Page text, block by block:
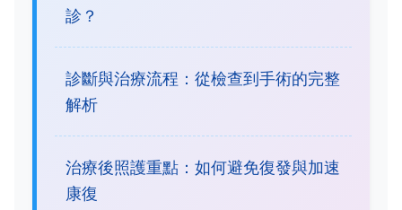
診？
診斷與治療流程：從檢查到手術的完整
解析
治療後照護重點：如何避免復發與加速
康復